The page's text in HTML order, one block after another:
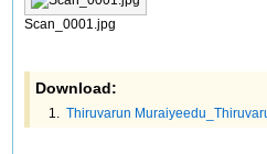
Scan_0001.jpg
Download:
Thiruvarun